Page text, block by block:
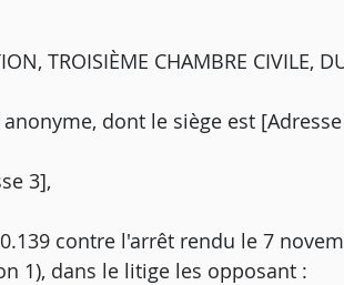
TROISIÈME CHAMBRE CIVILE,
dont le siège est
3],
contre l'arrêt rendu le 7
1), dans le litige les opposant :